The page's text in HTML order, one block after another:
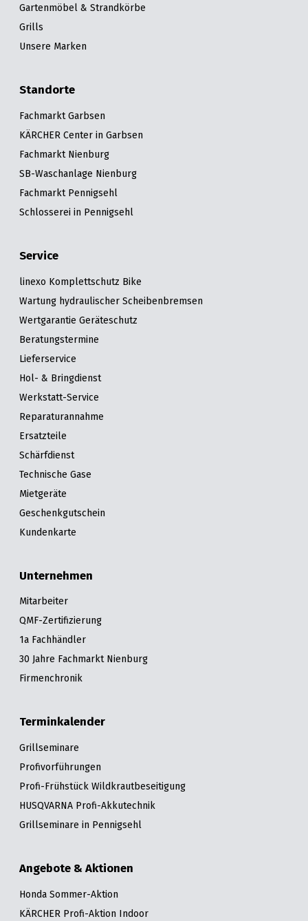
Gartenmöbel & Strandkörbe
Grills
Unsere Marken
Standorte
Fachmarkt Garbsen
KÄRCHER Center in Garbsen
Fachmarkt Nienburg
SB-Waschanlage Nienburg
Fachmarkt Pennigsehl
Schlosserei in Pennigsehl
Service
linexo Komplettschutz Bike
Wartung hydraulischer Scheibenbremsen
Wertgarantie Geräteschutz
Beratungstermine
Lieferservice
Hol- & Bringdienst
Werkstatt-Service
Reparaturannahme
Ersatzteile
Schärfdienst
Technische Gase
Mietgeräte
Geschenkgutschein
Kundenkarte
Unternehmen
Mitarbeiter
QMF-Zertifizierung
1a Fachhändler
30 Jahre Fachmarkt Nienburg
Firmenchronik
Terminkalender
Grillseminare
Profivorführungen
Profi-Frühstück Wildkrautbeseitigung
HUSQVARNA Profi-Akkutechnik
Grillseminare in Pennigsehl
Angebote & Aktionen
Honda Sommer-Aktion
KÄRCHER Profi-Aktion Indoor